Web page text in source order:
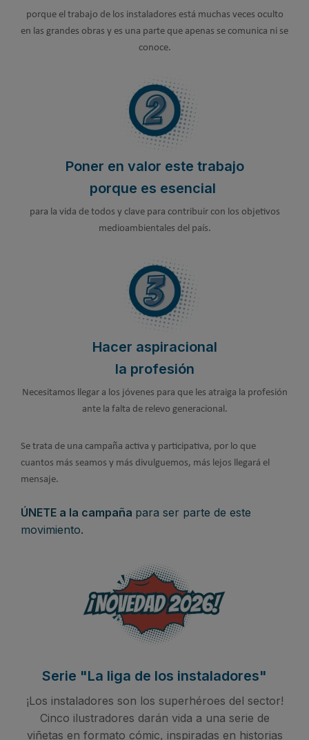
porque el trabajo de los instaladores está muchas veces oculto
en las grandes obras y es una parte que apenas se comunica ni se
conoce.
Poner en valor este trabajo
porque es esencial
para la vida de todos y clave para contribuir con los objetivos
medioambientales del país.
Hacer aspiracional
la profesión
Necesitamos llegar a los jóvenes para que les atraiga la profesión
ante la falta de relevo generacional.
Se trata de una campaña activa y participativa, por lo que
cuantos más seamos y más divulguemos, más lejos llegará el
mensaje.
ÚNETE a la campaña para ser parte de este
movimiento.
Serie "La liga de los instaladores"
¡Los instaladores son los superhéroes del sector!
Cinco ilustradores darán vida a una serie de
viñetas en formato cómic, inspiradas en historias